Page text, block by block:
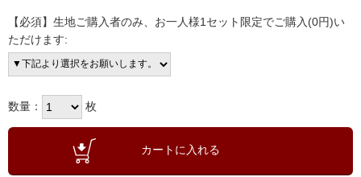
【必須】生地ご購入者のみ、お一人様1セット限定でご購入(0円)い
ただけます:
数量： 枚